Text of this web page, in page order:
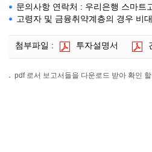
문의사항 연락처 : 우리은행 스마
고령자 및 금융취약계층의 경우 비
첨부파일 : 투자설명서
pdf 로서 보고서들을 다운로드 받아 확인